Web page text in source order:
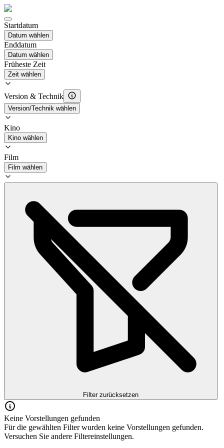
Startdatum
Datum wählen
Enddatum
Datum wählen
Früheste Zeit
Zeit wählen
Version & Technik
Version/Technik wählen
Kino
Kino wählen
Film
Film wählen
Filter zurücksetzen
Keine Vorstellungen gefunden
Für die gewählten Filter wurden keine Vorstellungen gefunden.
Versuchen Sie andere Filtereinstellungen.